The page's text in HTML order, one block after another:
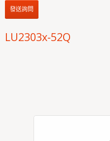
發送詢問
LU2303x-52Q